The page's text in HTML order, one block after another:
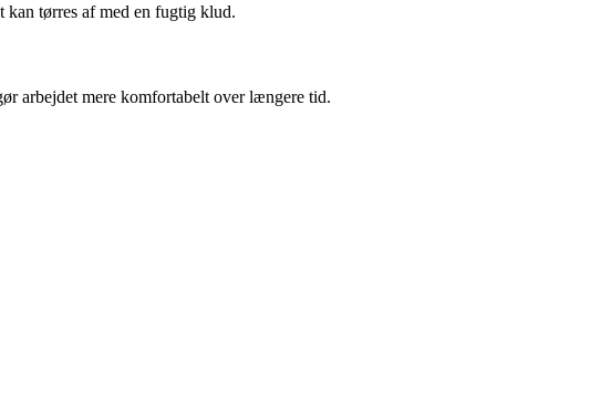
tørres af med en fugtig klud.
arbejdet mere komfortabelt over længere tid.